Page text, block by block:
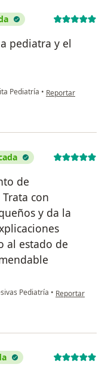
pediatra y el
Pediatría • en opinión del
Reportar
de
con
y da la
al estado de
Pediatría • en opinión del
Reportar